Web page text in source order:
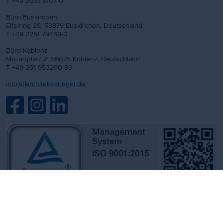
Büro Euskirchen
Eifelring 28, 53879 Euskirchen, Deutschland
T +49 2251 79438-0
Büro Koblenz
Mozartplatz 2, 56075 Koblenz, Deutschland
T +49 261 953290-80
info(at)architekt-krieger.de